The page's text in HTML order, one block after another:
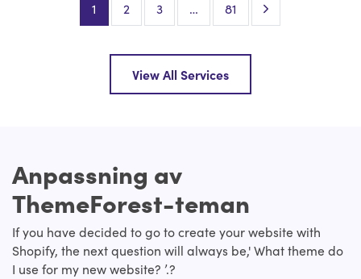
1 2 3 … 81 Next Page
View All Services
Anpassning av
ThemeForest-teman
If you have decided to go to create your website with
Shopify, the next question will always be,' What theme do
I use for my new website? ’.?